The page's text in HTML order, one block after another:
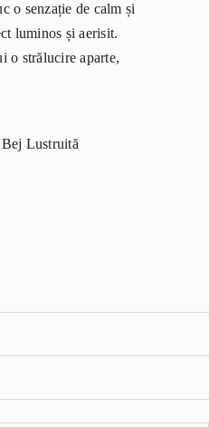
o senzație de calm și
luminos și aerisit.
o strălucire aparte,